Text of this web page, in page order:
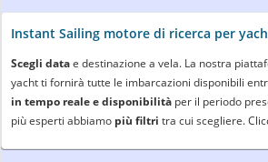
Instant Sailing motore di ricerca per
Scegli datae destinazione a vela. La nostra
yacht ti fornirà tutte le imbarcazioni disponibili
in tempo reale e disponibilità per il periodo
più esperti abbiamo più filtri tra cui scegliere.